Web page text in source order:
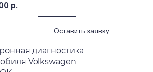
р.
Оставить заявку
диагностика
Volkswagen